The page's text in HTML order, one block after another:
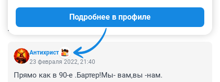
КОММЕНТАРИИ 132
Антихрист
Подробнее в профиле
23 февраля 2022, 21:40
Прямо как в 90-е .Бартер!Мы- вам,вы -нам.